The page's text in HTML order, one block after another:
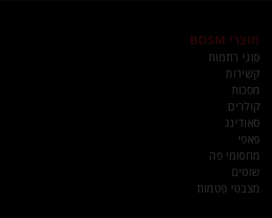
מוצרי BDSM
סוגי רתמות
קשירות
מסכות
קולרים
סאודינג
פאפי
מחסומי פה
שוטים
מצבטי פטמות